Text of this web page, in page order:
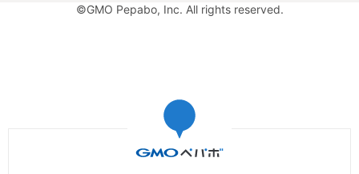
©GMO Pepabo, Inc. All rights reserved.